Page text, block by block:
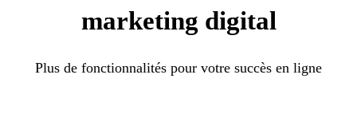
marketing digital
Plus de fonctionnalités pour votre succès en ligne